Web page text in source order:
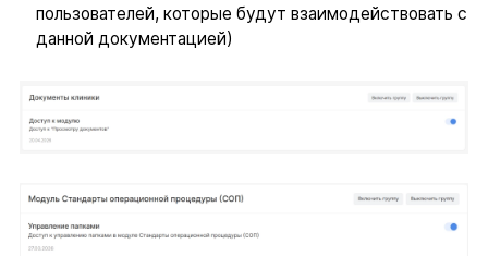
пользователей, которые будут взаимодействовать с
данной документацией)